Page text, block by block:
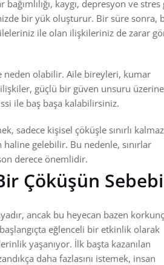
kaygı, depresyon ve stres
bir yük oluşturur. Bir süre sonra,
ile olan ilişkileriniz de zarar
neden olabilir. Aile bireyleri, kumar
ilişkiler, güçlü bir güven unsuru üzerine
ile baş başa kalabilirsiniz.
sadece kişisel çöküşle sınırlı
gelebilir. Bu nedenle, sınırlar
derece önemlidir.
Çöküşün Sebebi
ancak bu heyecan bazen
eğlenceli bir etkinlik olarak
yaşanıyor. İlk başta kazanılan
daha fazlasını istemek, insan